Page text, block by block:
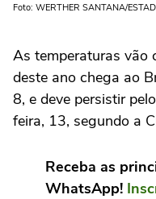
Foto: WERTHER SANTANA/
As temperaturas vão
deste ano chega ao
8, e deve persistir
feira, 13, segundo a
Receba as
WhatsApp!